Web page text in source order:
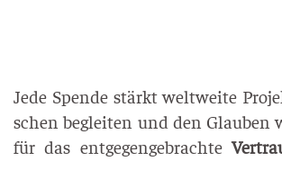
Jede Spen­de stärkt welt­wei­te
schen beglei­ten und den Glau­ben
für das ent­ge­gen­ge­brach­te